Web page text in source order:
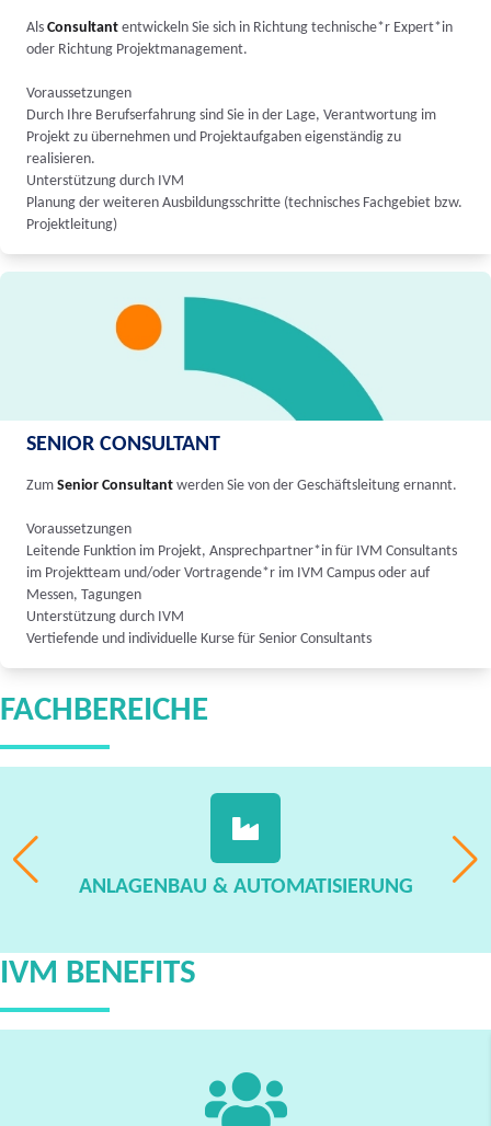
Als Consultant entwickeln Sie sich in Richtung technische*r Expert*in
oder Richtung Projektmanagement.
Voraussetzungen
Durch Ihre Berufserfahrung sind Sie in der Lage, Verantwortung im
Projekt zu übernehmen und Projektaufgaben eigenständig zu
realisieren.
Unterstützung durch IVM
Planung der weiteren Ausbildungsschritte (technisches Fachgebiet bzw.
Projektleitung)
SENIOR CONSULTANT
Zum Senior Consultant werden Sie von der Geschäftsleitung ernannt.
Voraussetzungen
Leitende Funktion im Projekt, Ansprechpartner*in für IVM Consultants
im Projektteam und/oder Vortragende*r im IVM Campus oder auf
Messen, Tagungen
Unterstützung durch IVM
Vertiefende und individuelle Kurse für Senior Consultants
FACHBEREICHE
ANLAGENBAU & AUTOMATISIERUNG
IVM BENEFITS